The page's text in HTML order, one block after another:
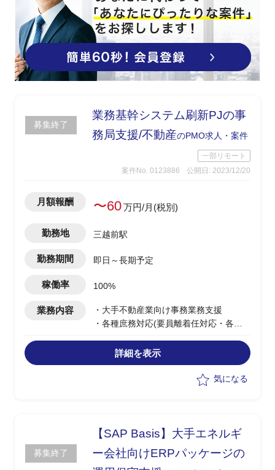
募集終了
業務基幹システム刷新PJの事
務局支援/不動産のPMO求人・案件
一部リモート
案件No. 0123886
公開日: 2023/12/20
月額報酬 〜60万円/月(税別)
勤務地 三越前駅
勤務期間 即日～長期予定
稼働率 100%
業務内容
・大手不動産業向け事務業務支援
・各種庶務対応(要員離着任対応・各種
ど)の実施
・参画後しばらくは同PJに参画中のメン
バーによる指示/支援を受けながら作業予
詳細を表示
気になる
募集終了
【SAP Basis】大手エネルギ
ー会社向けERPパッケージの